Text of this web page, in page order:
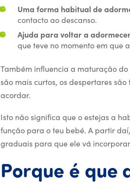
Uma forma habitual de
contacto ao descanso.
Ajuda para voltar a
que teve no momento em que
Também influencia a maturação do
são mais curtos, os despertares
acordar.
Isto não significa que o estejas a
função para o teu bebé. A partir
graduais para que ele vá
Porque é que